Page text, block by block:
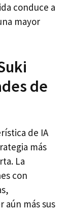
conduce a
mayor
de
de IA
más
La
con
aún más sus